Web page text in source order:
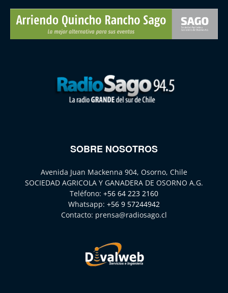
SOBRE NOSOTROS
Avenida Juan Mackenna 904, Osorno, Chile
SOCIEDAD AGRICOLA Y GANADERA DE OSORNO A.G.
Teléfono: +56 64 223 2160
Whatsapp: +56 9 57244942
Contacto: prensa@radiosago.cl